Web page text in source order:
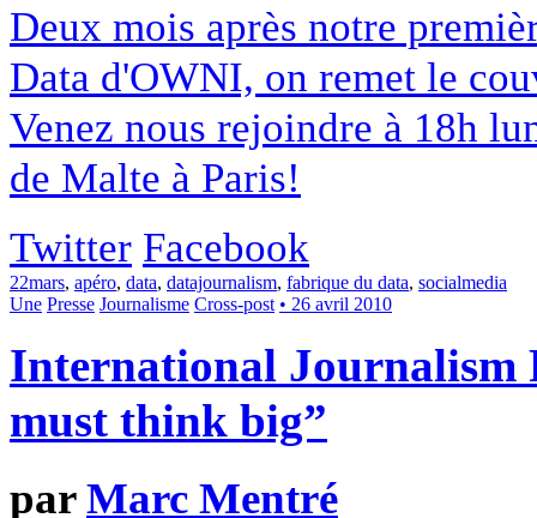
Deux mois après notre
Data d'OWNI, on remet le
Venez nous rejoindre à 18h
de Malte à Paris!
Twitter Facebook
22mars, apéro, data, datajournalism, fabrique du data, socialmedia
Une Presse Journalisme Cross-post • 26 avril 2010
International Journalism
must think big”
parMarc Mentré